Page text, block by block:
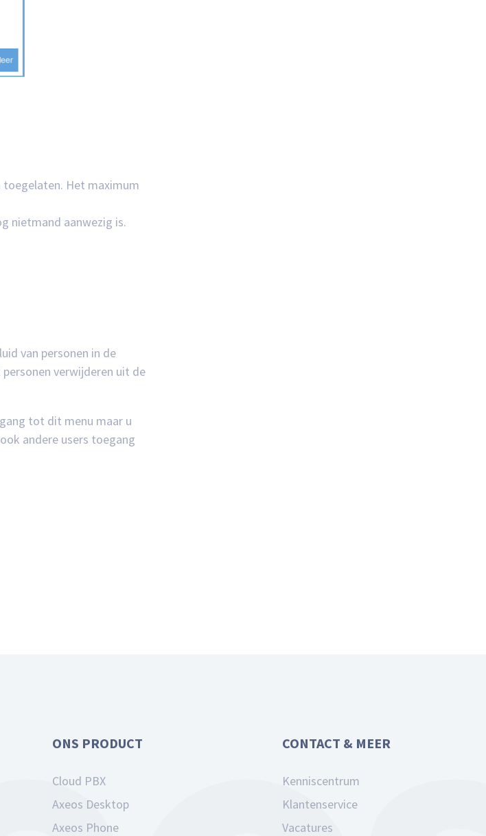
toegelaten. Het maximum
nietmand aanwezig is.
van personen in de
verwijderen uit de
tot dit menu maar u
andere users toegang
ONS PRODUCT
Cloud PBX
Axeos Desktop
Axeos Phone
CONTACT & MEER
Kenniscentrum
Klantenservice
Vacatures